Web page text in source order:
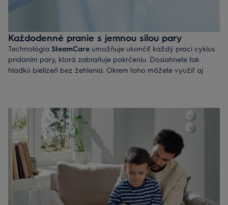
Každodenné pranie s jemnou silou pary
Technológia SteamCare umožňuje ukončiť každý prací cyklus
pridaním pary, ktorá zabraňuje pokrčeniu. Dosiahnete tak
hladkú bielizeň bez žehlenia. Okrem toho môžete využiť aj
plnené
nebozvrchu plnené